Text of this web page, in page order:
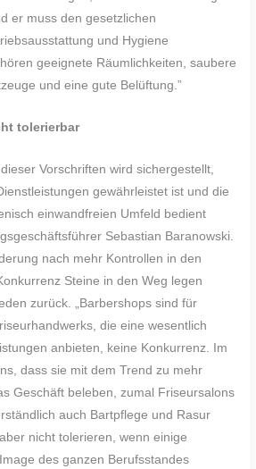
er muss den gesetzlichen
und Hygiene
geeignete Räumlichkeiten, saubere
und eine gute Belüftung.”
tolerierbar
Vorschriften wird sichergestellt,
gewährleistet ist und die
einwandfreien Umfeld bedient
Sebastian Baranowski.
nach mehr Kontrollen in den
Steine in den Weg legen
zurück. „Barbershops sind für
die eine wesentlich
anbieten, keine Konkurrenz. Im
dass sie mit dem Trend zu mehr
Geschäft beleben, zumal Friseursalons
auch Bartpflege und Rasur
nicht tolerieren, wenn einige
des ganzen Berufsstandes